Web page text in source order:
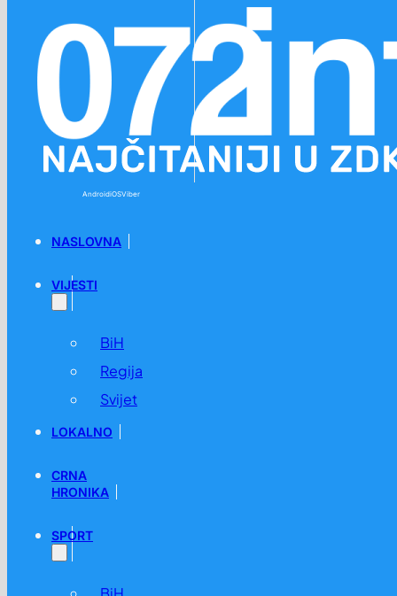
AndroidiOSViber
NASLOVNA
VIJESTI
BiH
Regija
Svijet
LOKALNO
CRNA
HRONIKA
SPORT